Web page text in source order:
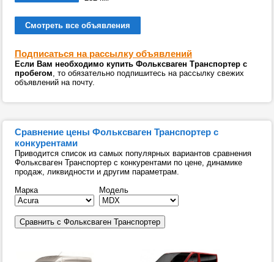
Смотреть все объявления
Подписаться на рассылку объявлений
Если Вам необходимо купить Фольксваген Транспортер с
пробегом, то обязательно подпишитесь на рассылку свежих
объявлений на почту.
Сравнение цены Фольксваген Транспортер с
конкурентами
Приводится список из самых популярных вариантов сравнения
Фольксваген Транспортер с конкурентами по цене, динамике
продаж, ликвидности и другим параметрам.
Марка
Модель